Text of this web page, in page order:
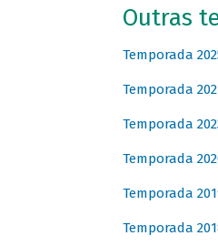
Outras
Temporada
Temporada
Temporada
Temporada
Temporada
Temporada